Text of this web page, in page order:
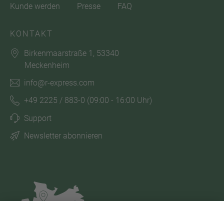
Kunde werden Presse FAQ
KONTAKT
Birkenmaarstraße 1, 53340
Meckenheim
info@r-express.com
+49 2225 / 883-0 (09:00 - 16:00 Uhr)
Support
Newsletter abonnieren